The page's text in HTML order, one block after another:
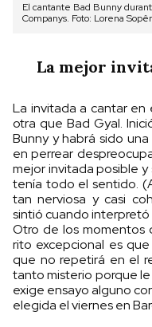
El cantante Bad Bunny
Companys. Foto: Lorena
La mejor
La invitada a cantar
otra que Bad Gyal.
Bunny y habrá sido
en perrear
mejor invitada posible
tenía todo el sentido.
tan nerviosa y casi
sintió cuando
Otro de los momentos
rito excepcional es
que no repetirá en el
tanto misterio porque le
exige ensayo alguno
elegida el viernes en